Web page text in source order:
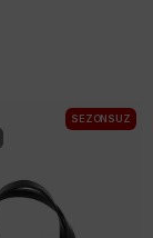
SEZONSUZ